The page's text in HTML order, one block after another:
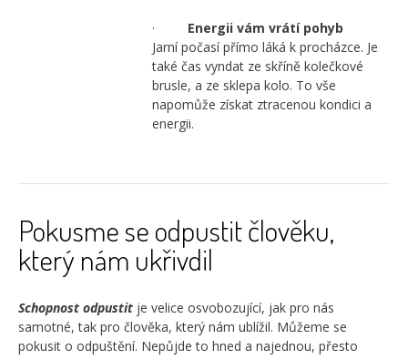
· Energii vám vrátí pohyb
Jarní počasí přímo láká k procházce. Je
také čas vyndat ze skříně kolečkové
brusle, a ze sklepa kolo. To vše
napomůže získat ztracenou kondici a
energii.
Pokusme se odpustit člověku,
který nám ukřivdil
Schopnost odpustit je velice osvobozující, jak pro nás
samotné, tak pro člověka, který nám ublížil. Můžeme se
pokusit o odpuštění. Nepůjde to hned a najednou, přesto